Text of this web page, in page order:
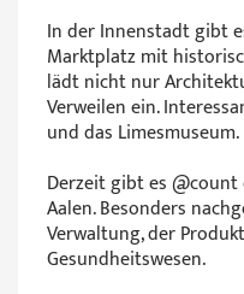
In der Innenstadt gibt
Marktplatz mit
lädt nicht nur
Verweilen ein.
und das Limesmuseum.
Derzeit gibt es
Aalen. Besonders
Verwaltung, der
Gesundheitswesen.